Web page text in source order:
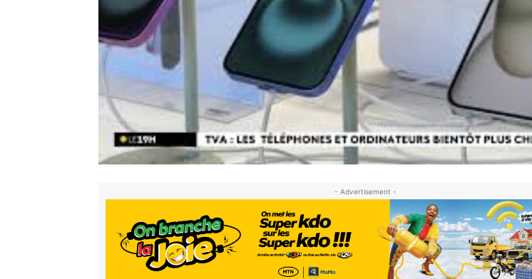
- Advertisement -